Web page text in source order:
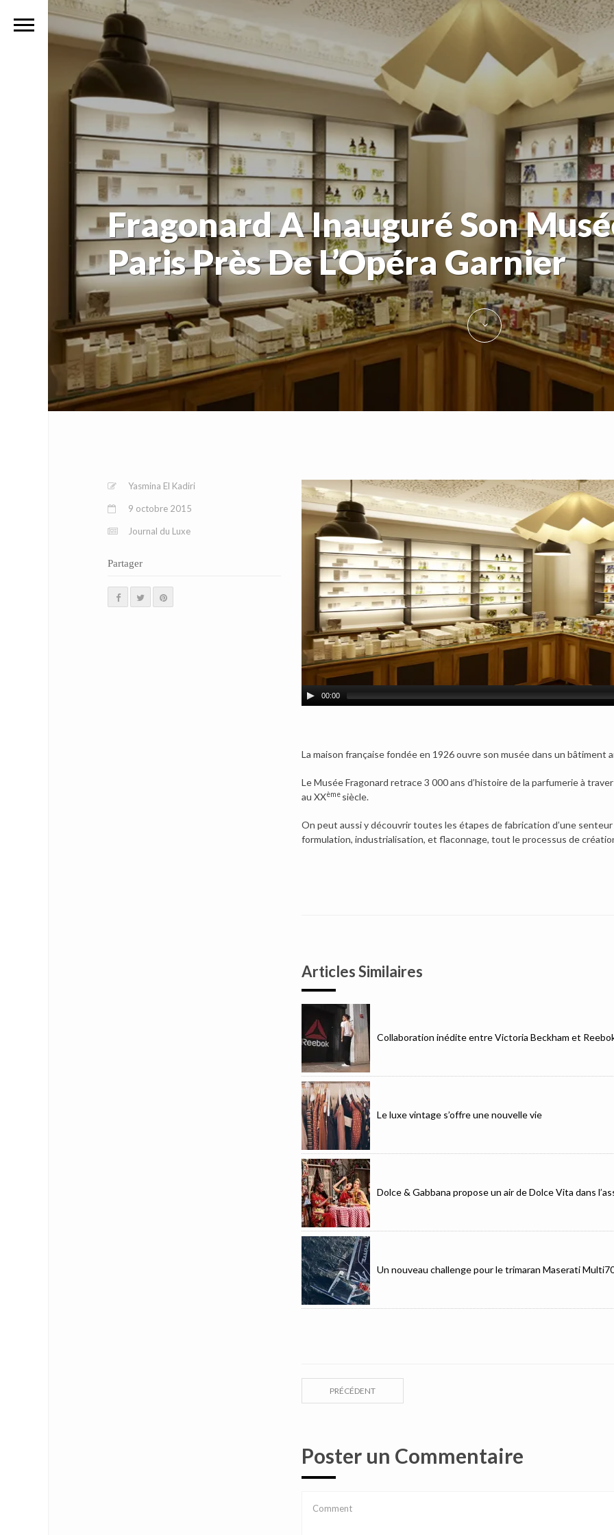
Fragonard A Inauguré Son
Paris Près De L’Opéra Garnier
Yasmina El Kadiri
9 octobre 2015
Journal du Luxe
Partager
00:00
La maison française fondée en 1926 ouvre son musée dans un
Le Musée Fragonard retrace 3 000 ans d’histoire de la parfumerie à
au XXème siècle.
On peut aussi y découvrir toutes les étapes de fabrication d’une
formulation, industrialisation, et flaconnage, tout le processus de
Articles Similaires
Collaboration inédite entre Victoria Beckham et
Le luxe vintage s’offre une nouvelle vie
Dolce & Gabbana propose un air de Dolce Vita dans
Un nouveau challenge pour le trimaran Maserati
PRÉCÉDENT
Poster un Commentaire